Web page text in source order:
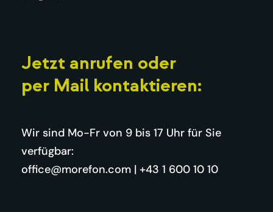
Jetzt anrufen oder
per Mail kontaktieren:
Wir sind Mo-Fr von 9 bis 17 Uhr für Sie
verfügbar:
office@morefon.com| +43 1 600 10 10